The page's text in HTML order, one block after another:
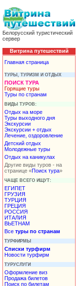
Белорусский туристический
сервер
Витрина путешествий
Главная страница
ТУРЫ, ТУРИЗМ И ОТДЫХ
ПОИСК ТУРА
Горящие туры
Туры по странам
ВИДЫ ТУРОВ:
Отдых на море
Туры выходного дня
Экскурсии
Экскурсии + отдых
Лечение, оздоровление
Детский отдых
Молодежные туры
Отдых на каникулах
Другие виды туров - на
странице «Поиск тура»
ЧАЩЕ ВСЕГО ИЩУТ:
ЕГИПЕТ
ГРУЗИЯ
ТУРЦИЯ
ГРЕЦИЯ
РОССИЯ
ИТАЛИЯ
ВЬЕТНАМ
Все туры по странам
ТУРФИРМЫ
Списки турфирм
Новости турфирм
ТУРУСЛУГИ
Оформление виз
Продажа билетов
Поиск по билетам